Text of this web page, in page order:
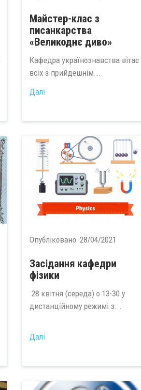
Майстер-клас з
писанкарства
«Великоднє диво»
Кафедра українознавства вітає
всіх з прийдешнім...
Далі
Опубліковано:28/04/2021
Засідання кафедри
фізики
28 квітня (середа) о 13-30 у
дистанційному режимі з...
Далі